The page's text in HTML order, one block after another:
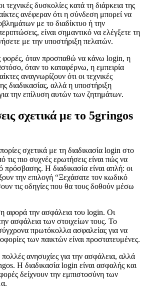
τεχνικές δυσκολίες κατά τη διάρκεια της
ανέφεραν ότι η σύνδεση μπορεί να
με το διαδίκτυο ή την
είναι σημαντικό να ελέγξετε τη
με την υποστήριξη πελατών.
φορές, όταν προσπαθώ να κάνω login, η
όταν το καταφέρνω, η εμπειρία
αναγνωρίζουν ότι οι τεχνικές
διαδικασίας, αλλά η υποστήριξη
την επίλυση αυτών των ζητημάτων.
σχετικά με το 5gringos
σχετικά με τη διαδικασία login στο
πιο συχνές ερωτήσεις είναι πώς να
πρόσβασης. Η διαδικασία είναι απλή: οι
την επιλογή “Ξεχάσατε τον κωδικό
τις οδηγίες που θα τους δοθούν μέσω
αφορά την ασφάλεια του login. Οι
ασφάλεια των στοιχείων τους. Το
πρωτόκολλα ασφαλείας για να
των παικτών είναι προστατευμένες.
ανησυχίες για την ασφάλεια, αλλά
Η διαδικασία login είναι ασφαλής και
δείχνουν την εμπιστοσύνη των